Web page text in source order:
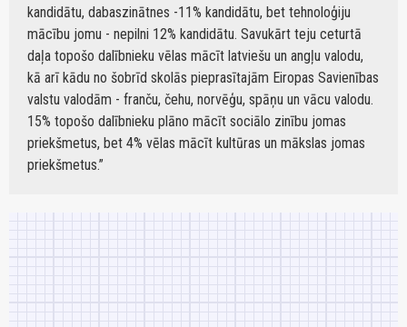
kandidātu, dabaszinātnes -11% kandidātu, bet tehnoloģiju
mācību jomu - nepilni 12% kandidātu. Savukārt teju ceturtā
daļa topošo dalībnieku vēlas mācīt latviešu un angļu valodu,
kā arī kādu no šobrīd skolās pieprasītajām Eiropas Savienības
valstu valodām - franču, čehu, norvēģu, spāņu un vācu valodu.
15% topošo dalībnieku plāno mācīt sociālo zinību jomas
priekšmetus, bet 4% vēlas mācīt kultūras un mākslas jomas
priekšmetus.